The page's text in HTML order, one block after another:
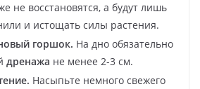
не восстановятся, а будут лишь
и истощать силы растения.
горшок. На дно обязательно
дренажа не менее 2-3 см.
Насыпьте немного свежего